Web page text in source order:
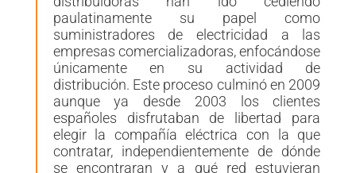
paulatinamente su papel como
suministradores de electricidad a las
empresas comercializadoras, enfocándose
únicamente en su actividad de
distribución. Este proceso culminó en 2009
aunque ya desde 2003 los clientes
españoles disfrutaban de libertad para
elegir la compañía eléctrica con la que
contratar, independientemente de dónde
se encontraran y a qué red estuvieran